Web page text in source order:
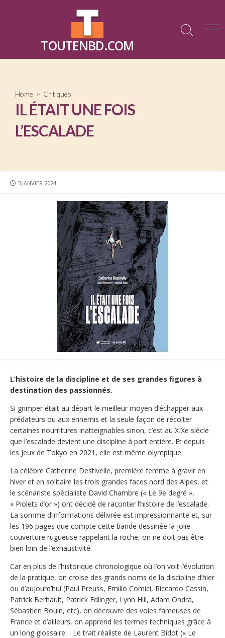
TOUTENBD.COM
Search
Home > Critiques
IL ÉTAIT UNE FOIS
L’ESCALADE
PUBLISHED
3 JANVIER 2024
L’histoire de la discipline et de ses grandes figures à
destination des passionnés.
Si grimper était au départ le meilleur moyen d’échapper aux
prédateurs ou aux ennemis et la seule façon de récolter
certaines nourritures inatteignables sinon, c’est au XIXe siècle
que l’escalade devient une discipline à part entière. Et depuis
les Jeux de Tokyo en 2021, elle est même olympique.
La célèbre Catherine Destivelle, première femme à gravir en
hiver et en solitaire les trois grandes faces nord des Alpes, et
le scénariste spécialiste David Chambre (« Le 9e degré »,
« Piolets d’or ») ont décidé de raconter l’histoire de l’escalade.
La somme d’informations délivrée est impressionnante et, sur
les 196 pages que compte cette bande dessinée la jolie
couverture rugueuse rappelant la roche, on ne doit pas être
bien loin de l’exhaustivité.
Car en plus de l’historique chronologique où l’on voit l’évolution
de la pratique, on croise des grands noms de la discipline d’hier
ou d’aujourd’hui (Paul Preuss, Emilio Comici, Riccardo Cassin,
Patrick Berhault, Patrick Edlinger, Lynn Hill, Adam Ondra,
Sébastien Bouin, etc), on découvre des voies fameuses de
France et d’ailleurs, on apprend les termes techniques grâce à
un long glossaire… Le trait réaliste de Laurent Bidot (« Le